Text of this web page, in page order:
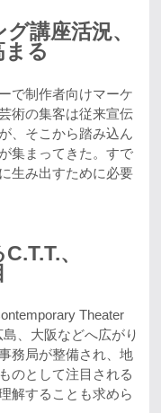
講座活況、
る
で制作者向けマーケ
術の集客は従来宣伝
、そこから踏み込ん
集まってきた。すで
生み出すために必要
、
Theater
、大阪などへ広がり
務局が整備され、地
のとして注目される
解することも求めら